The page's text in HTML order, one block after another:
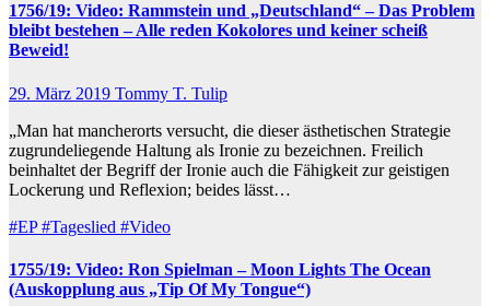
1756/19: Video: Rammstein und „Deutschland“ – Das Problem
bleibt bestehen – Alle reden Kokolores und keiner scheiß
Beweid!
29. März 2019 Tommy T. Tulip
„Man hat mancherorts versucht, die dieser ästhetischen Strategie
zugrundeliegende Haltung als Ironie zu bezeichnen. Freilich
beinhaltet der Begriff der Ironie auch die Fähigkeit zur geistigen
Lockerung und Reflexion; beides lässt…
#EP#Tageslied #Video
1755/19: Video: Ron Spielman – Moon Lights The Ocean
(Auskopplung aus „Tip Of My Tongue“)